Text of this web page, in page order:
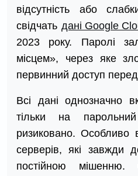
відсутність або
свідчать дані Google
2023 року. Паролі
місцем», через яке
первинний доступ
Всі дані однозначно
тільки на
ризиковано. Особливо
серверів, які завжди
постійною мішенню.